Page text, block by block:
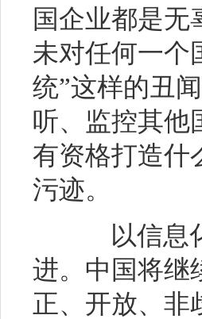
国企业都是
未对任何一个
统”这样的丑
听、监控其他
有资格打造什
污迹。
以信息化
进。中国将继
正、开放、非